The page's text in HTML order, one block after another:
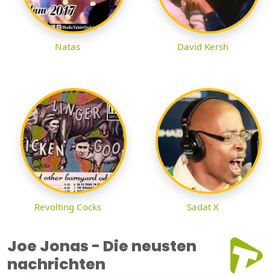
Natas David Kersh
Revolting Cocks Sadat X
Joe Jonas - Die neusten
nachrichten